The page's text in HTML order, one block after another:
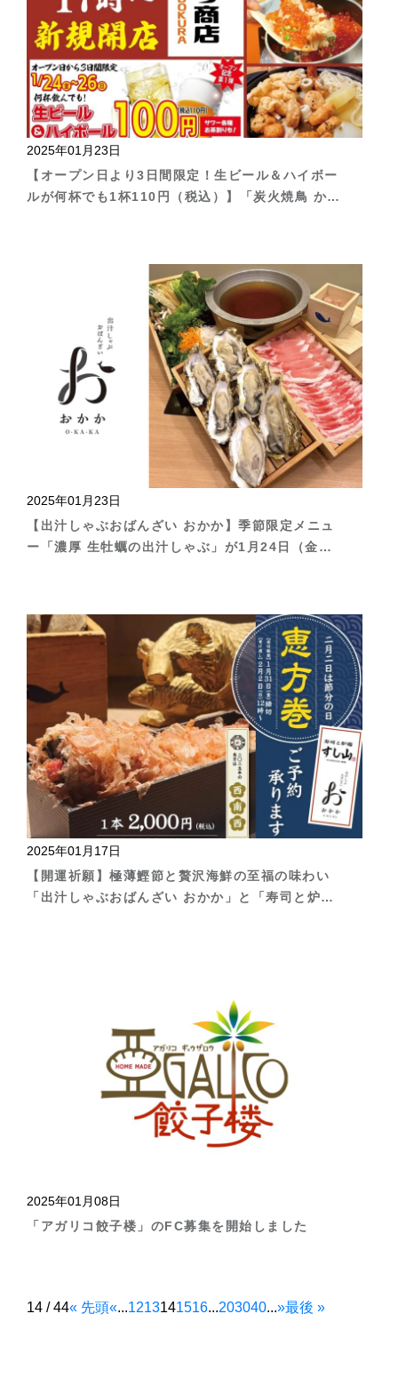
2025年01月23日
【オープン日より3日間限定！生ビール＆ハイボー
ルが何杯でも1杯110円（税込）】「炭火焼鳥 かど
2025年01月23日
【出汁しゃぶおばんざい おかか】季節限定メニュ
ー「濃厚 生牡蠣の出汁しゃぶ」が1月24日（金）
2025年01月17日
【開運祈願】極薄鰹節と贅沢海鮮の至福の味わい
「出汁しゃぶおばんざい おかか」と「寿司と炉端
2025年01月08日
「アガリコ餃子楼」のFC募集を開始しました
14 / 44« 先頭«...1213141516...203040...»最後 »